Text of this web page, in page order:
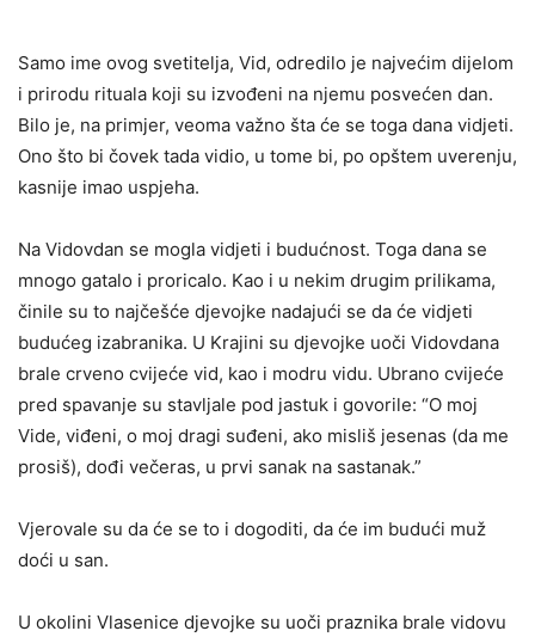
Samo ime ovog svetitelja, Vid, odredilo je najvećim dijelom
i prirodu rituala koji su izvođeni na njemu posvećen dan.
Bilo je, na primjer, veoma važno šta će se toga dana vidjeti.
Ono što bi čovek tada vidio, u tome bi, po opštem uverenju,
kasnije imao uspjeha.
Na Vidovdan se mogla vidjeti i budućnost. Toga dana se
mnogo gatalo i proricalo. Kao i u nekim drugim prilikama,
činile su to najčešće djevojke nadajući se da će vidjeti
budućeg izabranika. U Krajini su djevojke uoči Vidovdana
brale crveno cvijeće vid, kao i modru vidu. Ubrano cvijeće
pred spavanje su stavljale pod jastuk i govorile: “O moj
Vide, viđeni, o moj dragi suđeni, ako misliš jesenas (da me
prosiš), dođi večeras, u prvi sanak na sastanak.”
Vjerovale su da će se to i dogoditi, da će im budući muž
doći u san.
U okolini Vlasenice djevojke su uoči praznika brale vidovu